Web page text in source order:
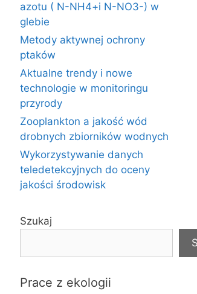
azotu ( N-NH4+i N-NO3-) w
glebie
Metody aktywnej ochrony
ptaków
Aktualne trendy i nowe
technologie w monitoringu
przyrody
Zooplankton a jakość wód
drobnych zbiorników wodnych
Wykorzystywanie danych
teledetekcyjnych do oceny
jakości środowisk
Szukaj
Prace z ekologii